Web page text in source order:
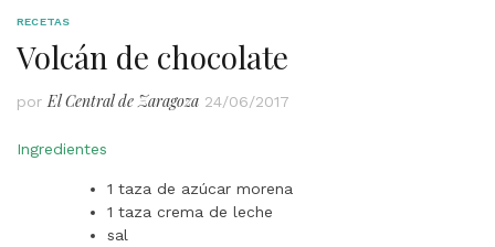
RECETAS
Volcán de chocolate
por El Central de Zaragoza 24/06/2017
Ingredientes
1 taza de azúcar morena
1 taza crema de leche
sal